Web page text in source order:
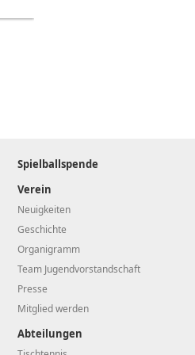
Spielballspende
Verein
Neuigkeiten
Geschichte
Organigramm
Team Jugendvorstandschaft
Presse
Mitglied werden
Abteilungen